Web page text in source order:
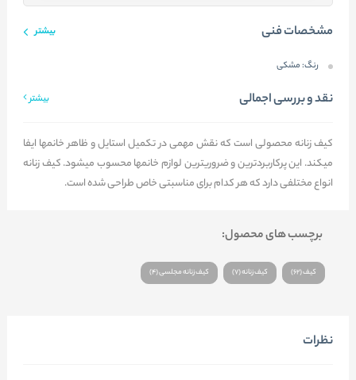
مشخصات فنی بیشتر
رنگ:مشکی
نقد و بررسی اجمالی بیشتر
کیف زنانه محصولی است که نقش مهمی در تکمیل استایل و ظاهر خانمها ایفا
میکند. این پرکاربردترین و ضروریترین لوازم خانمها محسوب میشود. کیف زنانه
انواع مختلفی دارد که هر کدام برای مناسبتی خاص طراحی شده است.
برچسب های محصول:
کیف (62) کیف زنانه (7) کیف زنانه مجلسی (4)
نظرات